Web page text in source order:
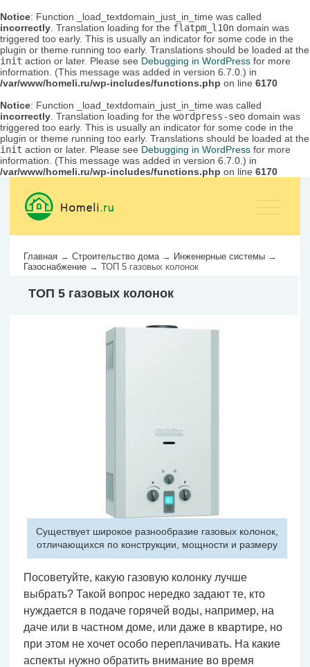
Notice: Function _load_textdomain_just_in_time was called
incorrectly . Translation loading for the flatpm_l10n domain was
triggered too early. This is usually an indicator for some code in the
plugin or theme running too early. Translations should be loaded at the
init action or later. Please see Debugging in WordPress for more
information. (This message was added in version 6.7.0.) in
/var/www/homeli.ru/wp-includes/functions.php on line 6170
Notice: Function _load_textdomain_just_in_time was called
incorrectly . Translation loading for the wordpress-seo domain was
triggered too early. This is usually an indicator for some code in the
plugin or theme running too early. Translations should be loaded at the
init action or later. Please see Debugging in WordPress for more
information. (This message was added in version 6.7.0.) in
/var/www/homeli.ru/wp-includes/functions.php on line 6170
Главная → Строительство дома → Инженерные системы →
Газоснабжение → ТОП 5 газовых колонок
ТОП 5 газовых колонок
Существует широкое разнообразие газовых колонок,
отличающихся по конструкции, мощности и размеру
Посоветуйте, какую газовую колонку лучше
выбрать? Такой вопрос нередко задают те, кто
нуждается в подаче горячей воды, например, на
даче или в частном доме, или даже в квартире, но
при этом не хочет особо переплачивать. На какие
аспекты нужно обратить внимание во время